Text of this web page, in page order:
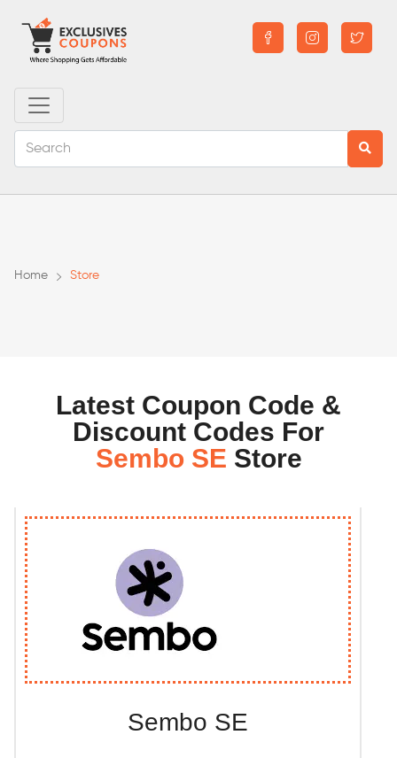
Home Store
Latest Coupon Code &
Discount Codes For
Sembo SE Store
Sembo SE